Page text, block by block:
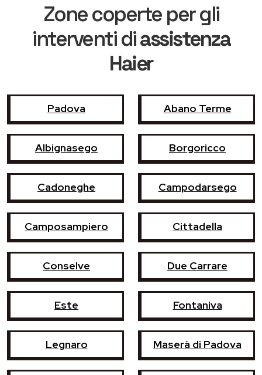
Zone coperte per gli
interventi diassistenza
Haier
Padova Abano Terme
Albignasego Borgoricco
Cadoneghe Campodarsego
Camposampiero Cittadella
Conselve Due Carrare
Este Fontaniva
Legnaro Maserà di Padova